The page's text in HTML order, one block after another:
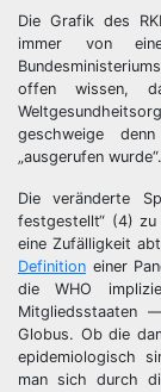
Die Grafik des
immer von
offen wissen,
geschweige
„ausgerufen wurde“.
Die veränderte
festgestellt“ (4) zu
eine Zufälligkeit
Definition einer
die WHO
Mitgliedsstaaten
Globus. Ob die
epidemiologisch
man sich durch